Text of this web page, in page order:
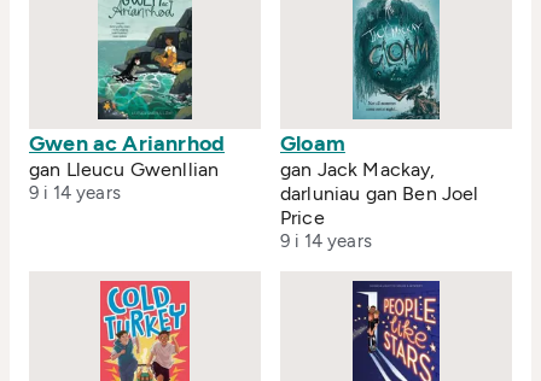
Gwen ac Arianrhod
gan Lleucu Gwenllian
9 i 14 years
Gloam
gan Jack Mackay,
darluniau gan Ben Joel
Price
9 i 14 years